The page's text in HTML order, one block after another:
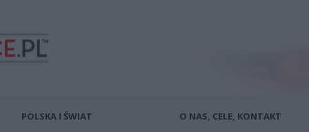
POLSKA I ŚWIAT O NAS, CELE, KONTAKT